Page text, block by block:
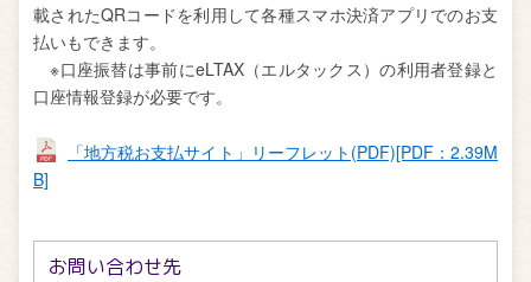
載されたQRコードを利用して各種スマホ決済アプリでのお支
払いもできます。
※口座振替は事前にeLTAX（エルタックス）の利用者登録と
口座情報登録が必要です。
「地方税お支払サイト」リーフレット(PDF)[PDF：2.39M
B]
お問い合わせ先